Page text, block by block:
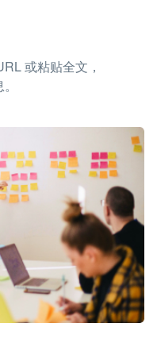
或粘贴全文，